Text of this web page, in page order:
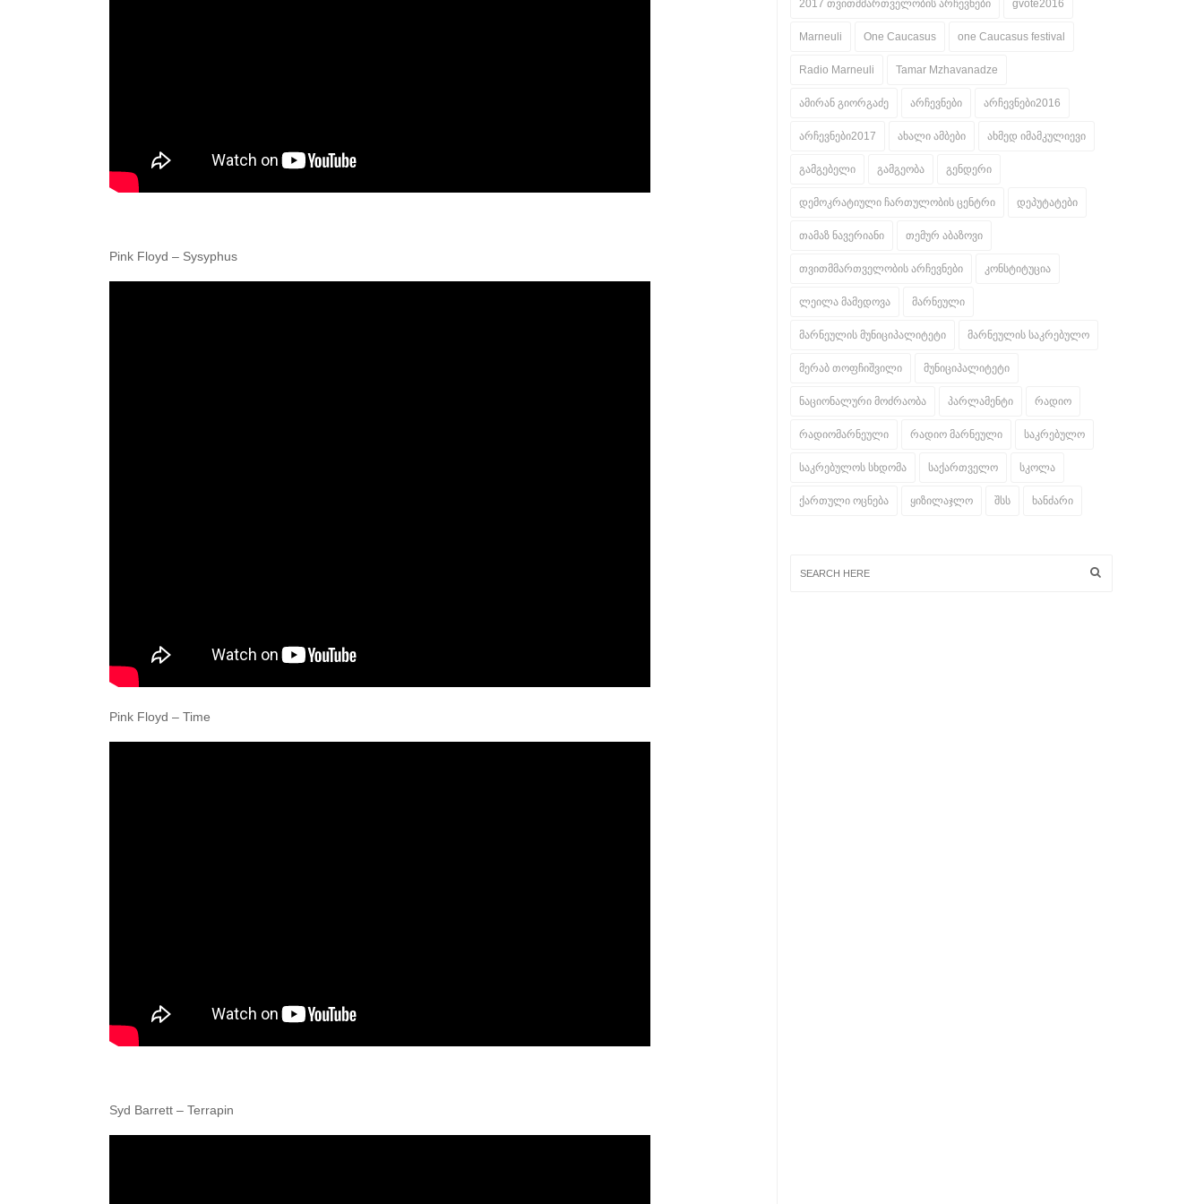
Pink Floyd – Sysyphus
Pink Floyd – Time
Syd Barrett – Terrapin
2017 თვითმმართველობის არჩევნები gvote2016
Marneuli One Caucasus one Caucasus festival
Radio Marneuli Tamar Mzhavanadze
ამირან გიორგაძე არჩევნები არჩევნები2016
არჩევნები2017 ახალი ამბები ახმედ იმამკულიევი
გამგებელი გამგეობა გენდერი
დემოკრატიული ჩართულობის ცენტრი დეპუტატები
თამაზ ნავერიანი თემურ აბაზოვი
თვითმმართველობის არჩევნები კონსტიტუცია
ლეილა მამედოვა მარნეული
მარნეულის მუნიციპალიტეტი მარნეულის საკრებულო
მერაბ თოფჩიშვილი მუნიციპალიტეტი
ნაციონალური მოძრაობა პარლამენტი რადიო
რადიომარნეული რადიო მარნეული საკრებულო
საკრებულოს სხდომა საქართველო სკოლა
ქართული ოცნება ყიზილაჯლო შსს ხანძარი